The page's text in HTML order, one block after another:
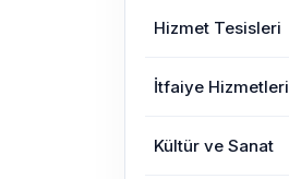
Hizmet Tesisleri
İtfaiye Hizmetleri
Kültür ve Sanat